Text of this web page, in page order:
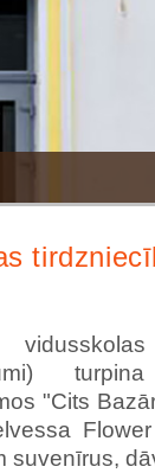
"Cits
suvenīrus,